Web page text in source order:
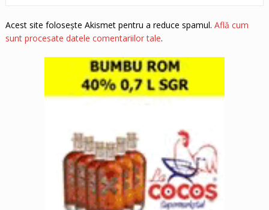
Acest site folosește Akismet pentru a reduce spamul. Află cum
sunt procesate datele comentariilor tale.